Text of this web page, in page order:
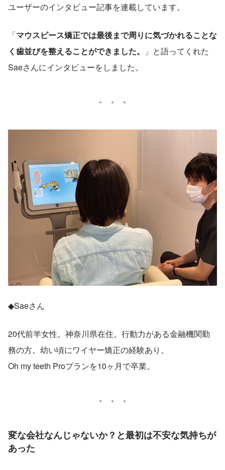
ユーザーのインタビュー記事を連載しています。
「マウスピース矯正では最後まで周りに気づかれることな
く歯並びを整えることができました。
」と語ってくれた
Saeさんにインタビューをしました。
◆Saeさん
20代前半女性。神奈川県在住。行動力がある金融機関勤
務の方。幼い頃にワイヤー矯正の経験あり。
Oh my teeth Proプランを10ヶ月で卒業。
変な会社なんじゃないか？と最初は不安な気持ちが
あった